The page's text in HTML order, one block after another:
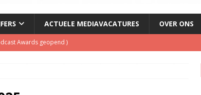
ACTUELE MEDIAVACATURES OVER ONS
Awards geopend )
nieuwspodcast van Nederland
lanceert Jolene Country Radio